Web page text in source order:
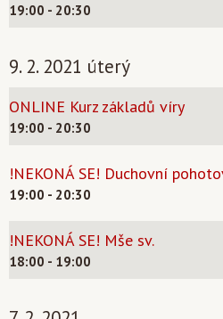
19:00 - 20:30
9. 2. 2021 úterý
ONLINE Kurz základů víry
19:00 - 20:30
!NEKONÁ SE! Duchovní
19:00 - 20:30
!NEKONÁ SE! Mše sv.
18:00 - 19:00